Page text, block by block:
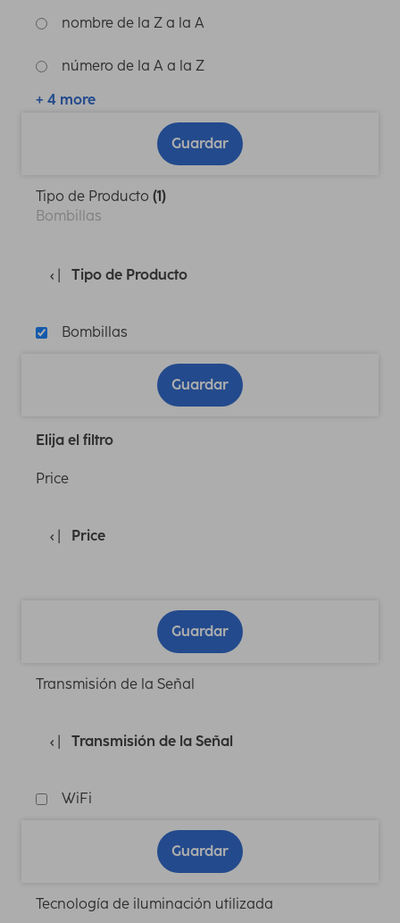
nombre de la Z a la A
número de la A a la Z
+ 4 more
Guardar
Tipo de Producto (1)
Bombillas
Tipo de Producto
Bombillas
Guardar
Elija el filtro
Price
Price
Guardar
Transmisión de la Señal
Transmisión de la Señal
WiFi
Guardar
Tecnología de iluminación utilizada